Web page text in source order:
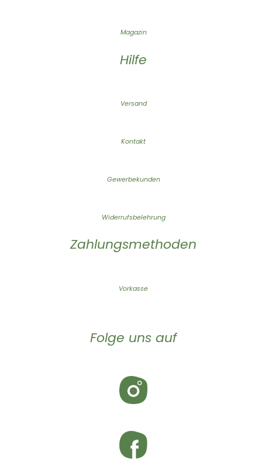
Magazin
Hilfe
Versand
Kontakt
Gewerbekunden
Widerrufsbelehrung
Zahlungsmethoden
Vorkasse
Folge uns auf